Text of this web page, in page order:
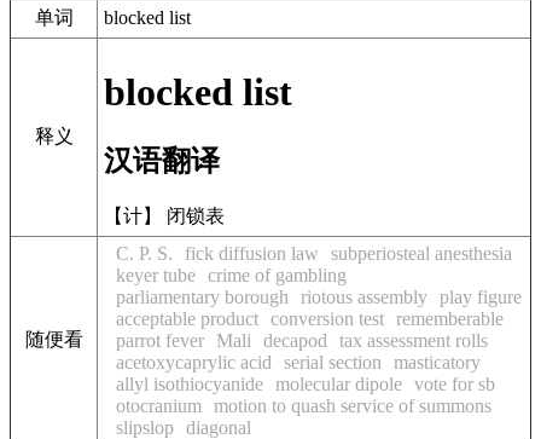
单词 blocked list
释义
blocked list
汉语翻译
【计】 闭锁表
随便看
C. P. S. fick diffusion law
subperiosteal anesthesia
keyer tube crime of gambling
parliamentary borough
riotous assembly play figure
acceptable product conversion test rememberable
parrot fever
Mali decapod
tax assessment rolls
acetoxycaprylic acid
serial section
masticatory
allyl isothiocyanide molecular dipole vote for sb
otocranium
motion to quash service of summons
slipslop diagonal